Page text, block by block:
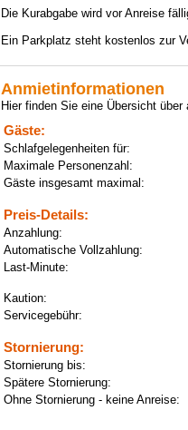
Die Kurabgabe wird vor Anreise
Ein Parkplatz steht kostenlos zur
Anmietinformationen
Hier finden Sie eine Übersicht
Gäste:
Schlafgelegenheiten für:
Maximale Personenzahl:
Gäste insgesamt maximal:
Preis-Details:
Anzahlung:
Automatische Vollzahlung:
Last-Minute:
Kaution:
Servicegebühr:
Stornierung:
Stornierung bis:
Spätere Stornierung:
Ohne Stornierung - keine Anreise: